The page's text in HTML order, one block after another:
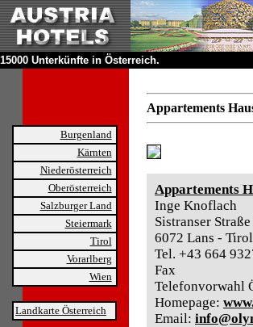
15000 Unterkünfte in Österreich.
Burgenland
Kärnten
Niederösterreich
Oberösterreich
Salzburger Land
Steiermark
Tirol
Vorarlberg
Wien
Landkarte Österreich
Appartements
Appartements
Inge Knoflach
Sistranser Straße
6072 Lans - Tirol
Tel. +43 664
Fax
Telefonvorwahl
Homepage:
Email: